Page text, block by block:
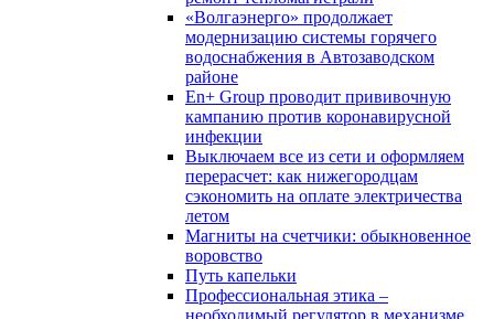
«Волгаэнерго» продолжает
модернизацию системы горячего
водоснабжения в Автозаводском
районе
En+ Group проводит прививочную
кампанию против коронавирусной
инфекции
Выключаем все из сети и оформляем
перерасчет: как нижегородцам
сэкономить на оплате электричества
летом
Магниты на счетчики: обыкновенное
воровство
Путь капельки
Профессиональная этика –